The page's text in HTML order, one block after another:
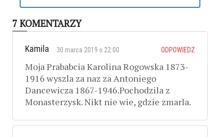
7 KOMENTARZY
Kamila 30 marca 2019 o 22:00 ODPOWIEDZ
Moja Prababcia Karolina Rogowska 1873-
1916 wyszla za naz za Antoniego
Dancewicza 1867-1946.Pochodzila z
Monasterzysk. Nikt nie wie, gdzie zmarla.